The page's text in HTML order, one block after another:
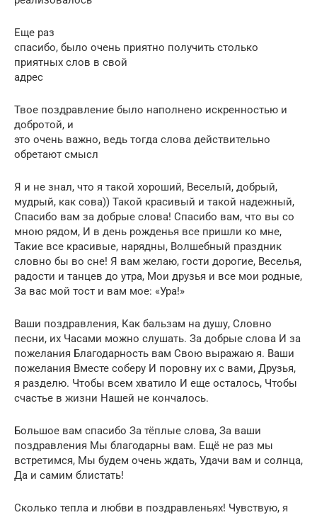
Еще раз
спасибо, было очень приятно получить столько
приятных слов в свой
адрес
Твое поздравление было наполнено искренностью и
добротой, и
это очень важно, ведь тогда слова действительно
обретают смысл
Я и не знал, что я такой хороший, Веселый, добрый,
мудрый, как сова)) Такой красивый и такой надежный,
Спасибо вам за добрые слова! Спасибо вам, что вы со
мною рядом, И в день рожденья все пришли ко мне,
Такие все красивые, нарядны, Волшебный праздник
словно бы во сне! Я вам желаю, гости дорогие, Веселья,
радости и танцев до утра, Мои друзья и все мои родные,
За вас мой тост и вам мое: «Ура!»
Ваши поздравления, Как бальзам на душу, Словно
песни, их Часами можно слушать. За добрые слова И за
пожелания Благодарность вам Свою выражаю я. Ваши
пожелания Вместе соберу И поровну их с вами, Друзья,
я разделю. Чтобы всем хватило И еще осталось, Чтобы
счастье в жизни Нашей не кончалось.
Большое вам спасибо За тёплые слова, За ваши
поздравления Мы благодарны вам. Ещё не раз мы
встретимся, Мы будем очень ждать, Удачи вам и солнца,
Да и самим блистать!
Сколько тепла и любви в поздравленьях! Чувствую, я